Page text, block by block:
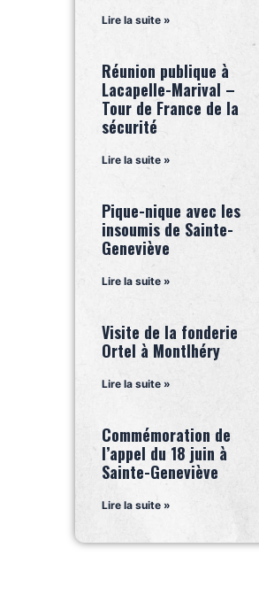
Lire la suite »
Réunion publique à
Lacapelle-Marival –
Tour de France de la
sécurité
Lire la suite »
Pique-nique avec les
insoumis de Sainte-
Geneviève
Lire la suite »
Visite de la fonderie
Ortel à Montlhéry
Lire la suite »
Commémoration de
l’appel du 18 juin à
Sainte-Geneviève
Lire la suite »